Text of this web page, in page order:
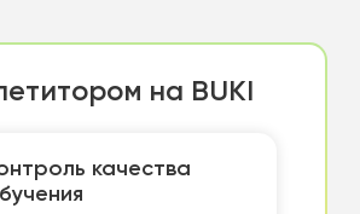
на BUKI
качества